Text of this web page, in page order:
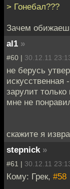
> Гонебал???
Зачем
al1 »
#60 | 30.12.11
не берусь
зарулит только
мне не
скажите я
stepnick »
#61 | 30.12.11
Кому: Грек, #58